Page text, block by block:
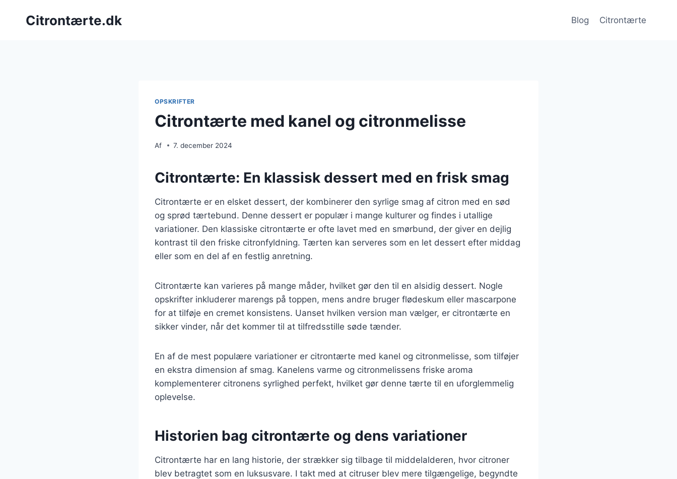
Citrontærte.dk Blog Citrontærte
OPSKRIFTER
Citrontærte med kanel og citronmelisse
Af 7. december 2024
Citrontærte: En klassisk dessert med en frisk smag
Citrontærte er en elsket dessert, der kombinerer den syrlige smag af citron med en sød
og sprød tærtebund. Denne dessert er populær i mange kulturer og findes i utallige
variationer. Den klassiske citrontærte er ofte lavet med en smørbund, der giver en dejlig
kontrast til den friske citronfyldning. Tærten kan serveres som en let dessert efter middag
eller som en del af en festlig anretning.
Citrontærte kan varieres på mange måder, hvilket gør den til en alsidig dessert. Nogle
opskrifter inkluderer marengs på toppen, mens andre bruger flødeskum eller mascarpone
for at tilføje en cremet konsistens. Uanset hvilken version man vælger, er citrontærte en
sikker vinder, når det kommer til at tilfredsstille søde tænder.
En af de mest populære variationer er citrontærte med kanel og citronmelisse, som tilføjer
en ekstra dimension af smag. Kanelens varme og citronmelissens friske aroma
komplementerer citronens syrlighed perfekt, hvilket gør denne tærte til en uforglemmelig
oplevelse.
Historien bag citrontærte og dens variationer
Citrontærte har en lang historie, der strækker sig tilbage til middelalderen, hvor citroner
blev betragtet som en luksusvare. I takt med at citruser blev mere tilgængelige, begyndte